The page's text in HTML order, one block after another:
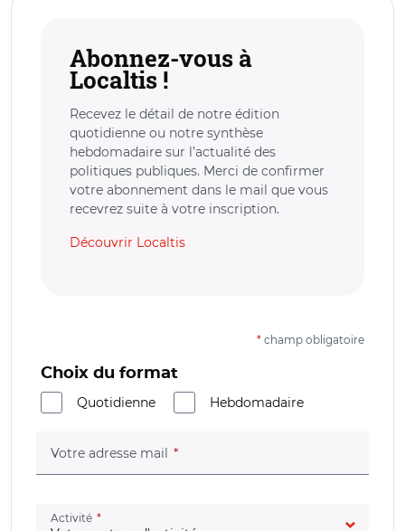
Abonnez-vous à
Localtis !
Recevez le détail de notre édition
quotidienne ou notre synthèse
hebdomadaire sur l’actualité des
politiques publiques. Merci de confirmer
votre abonnement dans le mail que vous
recevrez suite à votre inscription.
Découvrir Localtis
* champ obligatoire
Choix du format
Quotidienne
Hebdomadaire
Votre adresse mail (champ obligatoire)
Activité (champ obligatoire)